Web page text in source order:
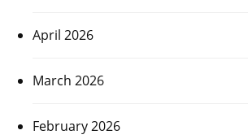
April 2026
March 2026
February 2026